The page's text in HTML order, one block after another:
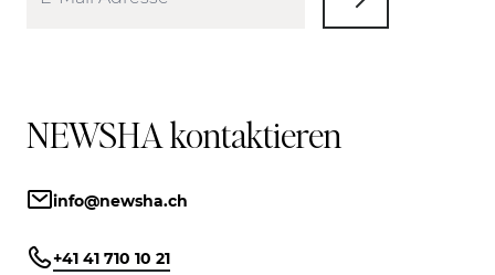
NEWSHA kontaktieren
info@newsha.ch
+41 41 710 10 21